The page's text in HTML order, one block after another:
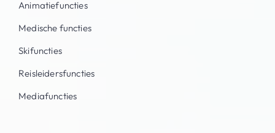
Animatiefuncties
Medische functies
Skifuncties
Reisleidersfuncties
Mediafuncties